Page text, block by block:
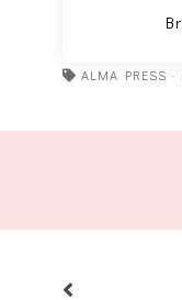
ALMA PRESS ·